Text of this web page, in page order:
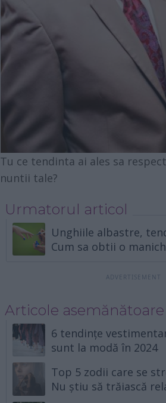
Tu ce tendinta ai ales sa
nuntii tale?
Urmatorul articol
Unghiile albastre,
Cum sa obtii o
Articole asemănătoare
6 tendințe
sunt la modă în 2024
Top 5 zodii care se
Nu știu să trăiască